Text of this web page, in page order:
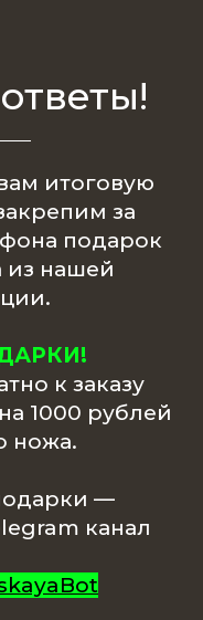
итоговую
за
подарок
из нашей
к заказу
1000 рублей
ножа.
—
канал